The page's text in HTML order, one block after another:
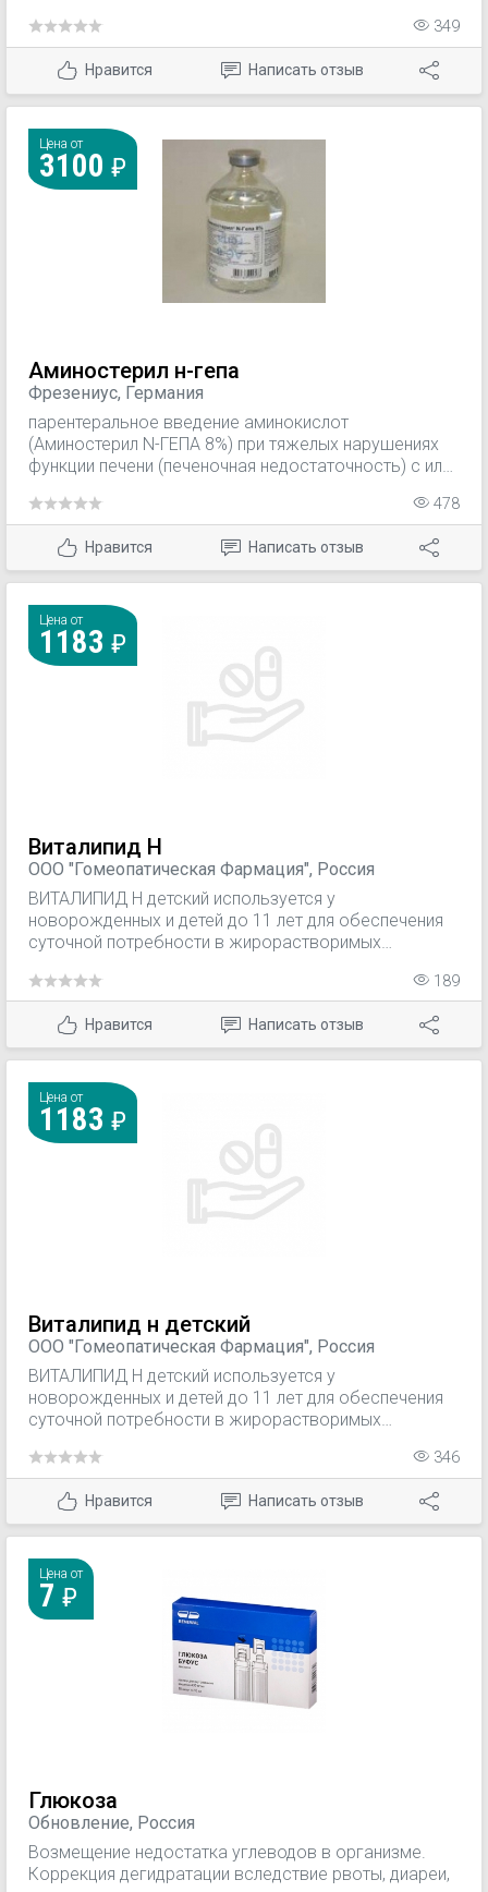
терапия нарушений функции печени (печеночная
кома).
349
Нравится Написать отзыв
Цена от
3100
Аминостерил н-гепа
Фрезениус, Германия
парентеральное введение аминокислот
(Аминостерил N-ГЕПА 8%) при тяжелых нарушениях
функции печени (печеночная недостаточность) с или
терапия нарушений функции печени (печеночная
кома).
478
Нравится Написать отзыв
Цена от
1183
Виталипид Н
ООО "Гомеопатическая Фармация", Россия
ВИТАЛИПИД Н детский используется у
новорожденных и детей до 11 лет для обеспечения
суточной потребности в жирорастворимых
189
Нравится Написать отзыв
Цена от
1183
Виталипид н детский
ООО "Гомеопатическая Фармация", Россия
ВИТАЛИПИД Н детский используется у
новорожденных и детей до 11 лет для обеспечения
суточной потребности в жирорастворимых
346
Нравится Написать отзыв
Цена от
7
Глюкоза
Обновление, Россия
Возмещение недостатка углеводов в организме.
Коррекция дегидратации вследствие рвоты, диареи,